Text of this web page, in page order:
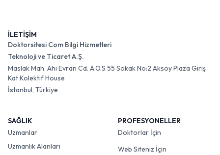
İLETİŞİM
Doktorsitesi Com Bilgi Hizmetleri
Teknoloji ve Ticaret A.Ş.
Maslak Mah. Ahi Evran Cd. A.O.S 55 Sokak No:2 Aksoy Plaza Giriş
Kat Kolektif House
İstanbul, Türkiye
SAĞLIK
Uzmanlar
Uzmanlık Alanları
PROFESYONELLER
Doktorlar İçin
Web Siteniz İçin